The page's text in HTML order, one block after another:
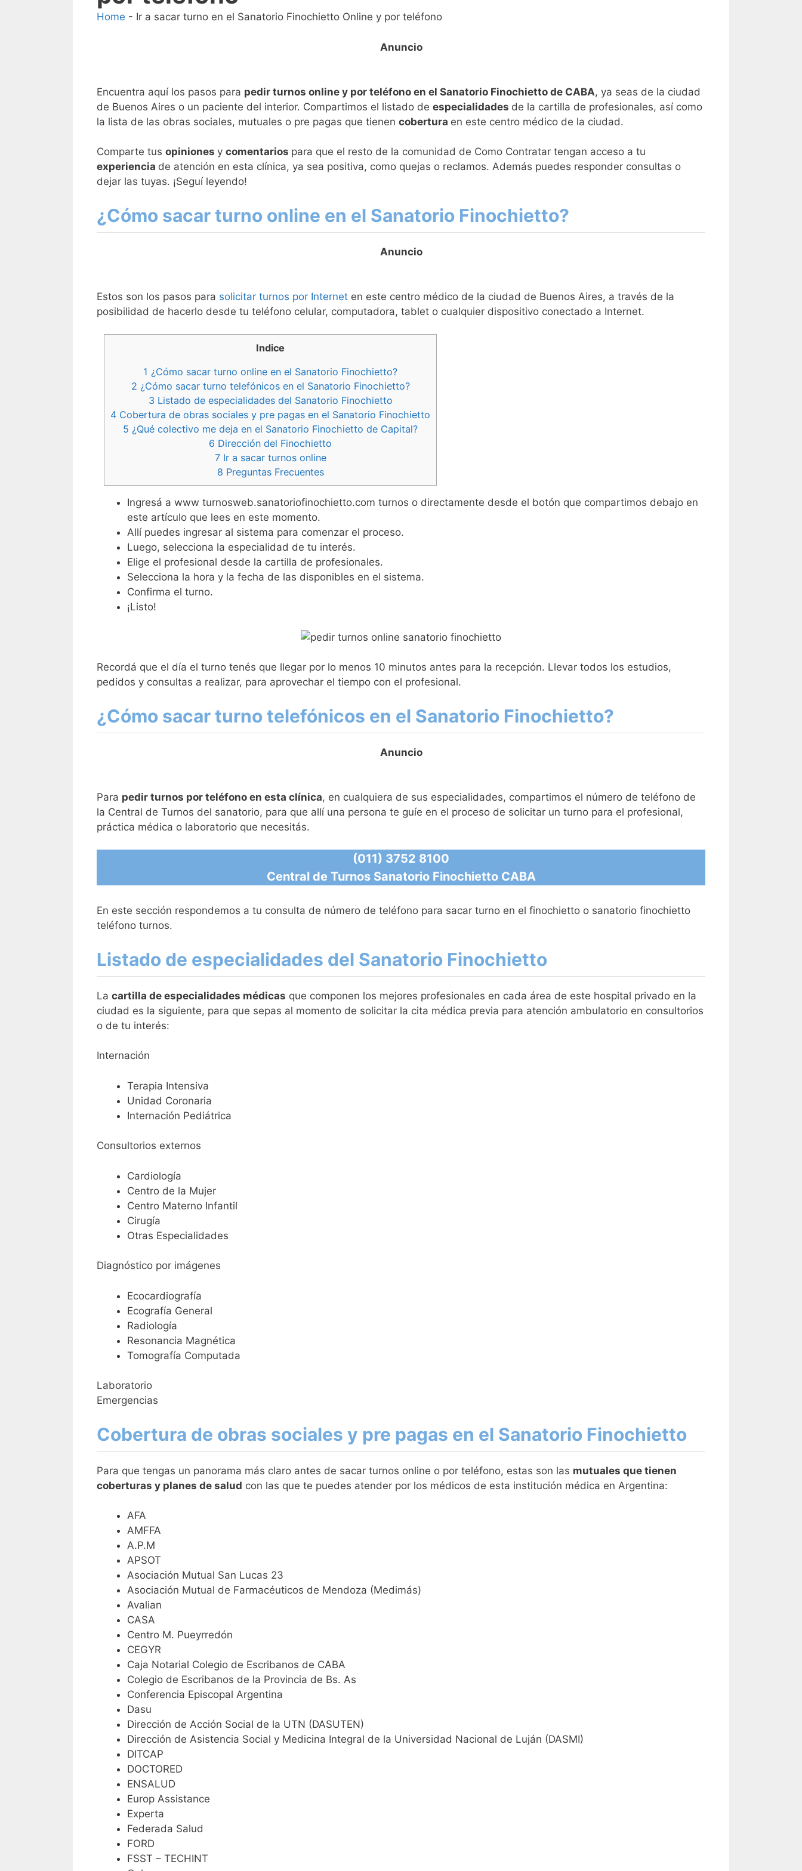
Home - Ir a sacar turno en el Sanatorio Finochietto Online y por teléfono
Encuentra aquí los pasos para pedir turnos online y por teléfono en el Sanatorio Finochietto de CABA, ya seas de la ciudad
de Buenos Aires o un paciente del interior. Compartimos el listado de especialidades de la cartilla de profesionales, así como
la lista de las obras sociales, mutuales o pre pagas que tienen cobertura en este centro médico de la ciudad.
Comparte tus opiniones y comentarios para que el resto de la comunidad de Como Contratar tengan acceso a tu
experiencia de atención en esta clínica, ya sea positiva, como quejas o reclamos. Además puedes responder consultas o
dejar las tuyas. ¡Seguí leyendo!
¿Cómo sacar turno online en el Sanatorio Finochietto?
Estos son los pasos para solicitar turnos por Internet en este centro médico de la ciudad de Buenos Aires, a través de la
posibilidad de hacerlo desde tu teléfono celular, computadora, tablet o cualquier dispositivo conectado a Internet.
Indice
1 ¿Cómo sacar turno online en el Sanatorio Finochietto?
2 ¿Cómo sacar turno telefónicos en el Sanatorio Finochietto?
3 Listado de especialidades del Sanatorio Finochietto
4 Cobertura de obras sociales y pre pagas en el Sanatorio Finochietto
5 ¿Qué colectivo me deja en el Sanatorio Finochietto de Capital?
6 Dirección del Finochietto
7Ir a sacar turnos online
8 Preguntas Frecuentes
Ingresá a www turnosweb.sanatoriofinochietto.com turnos o directamente desde el botón que compartimos debajo en
este artículo que lees en este momento.
Allí puedes ingresar al sistema para comenzar el proceso.
Luego, selecciona la especialidad de tu interés.
Elige el profesional desde la cartilla de profesionales.
Selecciona la hora y la fecha de las disponibles en el sistema.
Confirma el turno.
¡Listo!
Recordá que el día el turno tenés que llegar por lo menos 10 minutos antes para la recepción. Llevar todos los estudios,
pedidos y consultas a realizar, para aprovechar el tiempo con el profesional.
¿Cómo sacar turno telefónicos en el Sanatorio Finochietto?
Para pedir turnos por teléfono en esta clínica, en cualquiera de sus especialidades, compartimos el número de teléfono de
la Central de Turnos del sanatorio, para que allí una persona te guíe en el proceso de solicitar un turno para el profesional,
práctica médica o laboratorio que necesitás.
(011) 3752 8100
Central de Turnos Sanatorio Finochietto CABA
En este sección respondemos a tu consulta de número de teléfono para sacar turno en el finochietto o sanatorio finochietto
teléfono turnos.
Listado de especialidades del Sanatorio Finochietto
La cartilla de especialidades médicas que componen los mejores profesionales en cada área de este hospital privado en la
ciudad es la siguiente, para que sepas al momento de solicitar la cita médica previa para atención ambulatorio en consultorios
o de tu interés:
Internación
Terapia Intensiva
Unidad Coronaria
Internación Pediátrica
Consultorios externos
Cardiología
Centro de la Mujer
Centro Materno Infantil
Cirugía
Otras Especialidades
Diagnóstico por imágenes
Ecocardiografía
Ecografía General
Radiología
Resonancia Magnética
Tomografía Computada
Laboratorio
Emergencias
Cobertura de obras sociales y pre pagas en el Sanatorio Finochietto
Para que tengas un panorama más claro antes de sacar turnos online o por teléfono, estas son las mutuales que tienen
coberturas y planes de salud con las que te puedes atender por los médicos de esta institución médica en Argentina:
AFA
AMFFA
A.P.M
APSOT
Asociación Mutual San Lucas 23
Asociación Mutual de Farmacéuticos de Mendoza (Medimás)
Avalian
CASA
Centro M. Pueyrredón
CEGYR
Caja Notarial Colegio de Escribanos de CABA
Colegio de Escribanos de la Provincia de Bs. As
Conferencia Episcopal Argentina
Dasu
Dirección de Acción Social de la UTN (DASUTEN)
Dirección de Asistencia Social y Medicina Integral de la Universidad Nacional de Luján (DASMI)
DITCAP
DOCTORED
ENSALUD
Europ Assistance
Experta
Federada Salud
FORD
FSST – TECHINT